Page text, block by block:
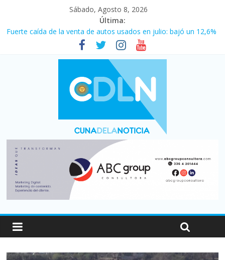
Sábado, Agosto 8, 2026
Última:
Fuerte caída de la venta de autos usados en julio: bajó un 12,6%
Central venció 1 a 0 al River de Coudet en el Monumental
La morosidad alcanzó su nivel más alto en dos décadas y ya
afecta a 400 mil deudores en Santa Fe
Desde que asumió Milei cerraron 41.000 kioscos: el sector
denuncia crisis como en 2001
Vacaciones de invierno con más movimiento y consumo
turístico: 4,6 millones de personas viajaron por el país, un 5,9%